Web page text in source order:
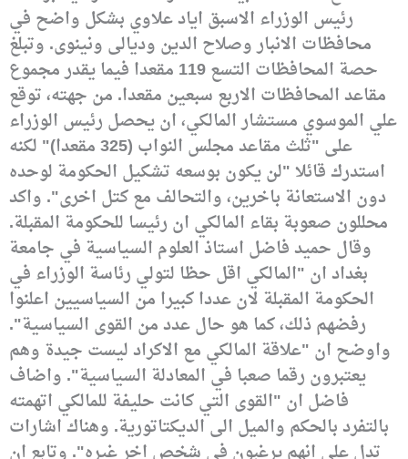
رئيس الوزراء الاسبق اياد علاوي بشكل واضح في
محافظات الانبار وصلاح الدين وديالى ونينوى. وتبلغ
حصة المحافظات التسع 119 مقعدا فيما يقدر مجموع
مقاعد المحافظات الاربع سبعين مقعدا. من جهته، توقع
علي الموسوي مستشار المالكي، ان يحصل رئيس الوزراء
على "ثلث مقاعد مجلس النواب (325 مقعدا)" لكنه
استدرك قائلا "لن يكون بوسعه تشكيل الحكومة لوحده
دون الاستعانة باخرين، والتحالف مع كتل اخرى". واكد
محللون صعوبة بقاء المالكي ان رئيسا للحكومة المقبلة.
وقال حميد فاضل استاذ العلوم السياسية في جامعة
بغداد ان "المالكي اقل حظا لتولي رئاسة الوزراء في
الحكومة المقبلة لان عددا كبيرا من السياسيين اعلنوا
رفضهم ذلك، كما هو حال عدد من القوى السياسية".
واوضح ان "علاقة المالكي مع الاكراد ليست جيدة وهم
يعتبرون رقما صعبا في المعادلة السياسية". واضاف
فاضل ان "القوى التي كانت حليفة للمالكي اتهمته
بالتفرد بالحكم والميل الى الديكتاتورية. وهناك اشارات